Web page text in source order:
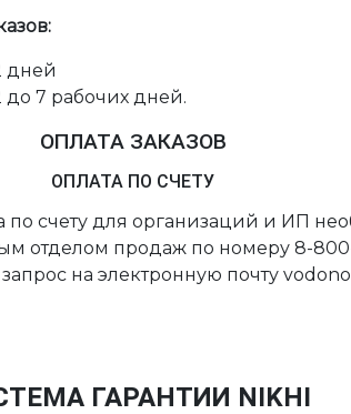
дней
7 рабочих дней.
ОПЛАТА ЗАКАЗОВ
ОПЛАТА ПО СЧЕТУ
по счету для организаций и ИП
отделом продаж по номеру 8-
на электронную почту
ГАРАНТИИ NIKHI